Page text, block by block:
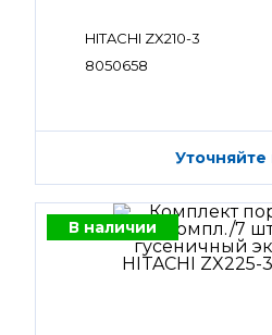
HITACHI ZX210-3
8050658
Уточняйте
В наличии